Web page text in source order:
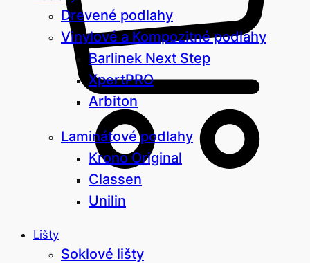
Drevené podlahy
Vinylové a Kompozitné podlahy
Barlinek Next Step
XpertPRO
Arbiton
Laminátové podlahy
Krono Original
Classen
Unilin
Lišty
Soklové lišty